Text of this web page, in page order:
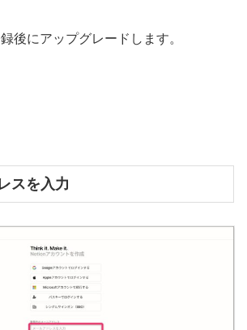
後にアップグレードします。
スを入力